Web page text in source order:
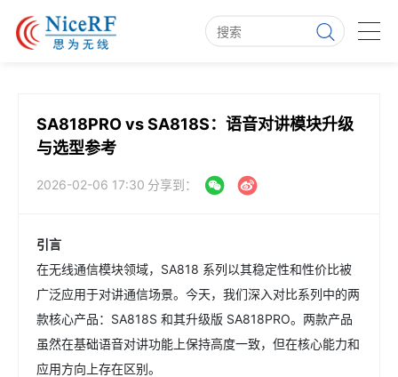
SA818PRO vs SA818S：语音对讲模块升级
与选型参考
2026-02-06 17:30 分享到：
引言
在无线通信模块领域，SA818 系列以其稳定性和性价比被
广泛应用于对讲通信场景。今天，我们深入对比系列中的两
款核心产品：SA818S 和其升级版 SA818PRO。两款产品
虽然在基础语音对讲功能上保持高度一致，但在核心能力和
应用方向上存在区别。